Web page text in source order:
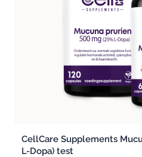
CellCare Supplements
L-Dopa) test